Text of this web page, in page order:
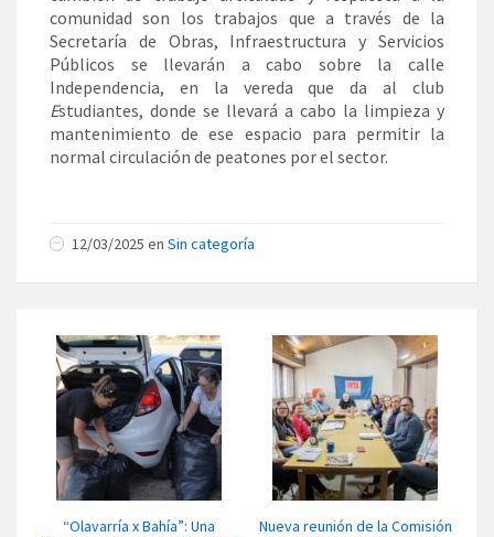
comunidad son los trabajos que a través de la
Secretaría de Obras, Infraestructura y Servicios
Públicos se llevarán a cabo sobre la calle
Independencia, en la vereda que da al club
Estudiantes, donde se llevará a cabo la limpieza y
mantenimiento de ese espacio para permitir la
normal circulación de peatones por el sector.
12/03/2025 en Sin categoría
“Olavarría x Bahía”: Una
Nueva reunión de la Comisión